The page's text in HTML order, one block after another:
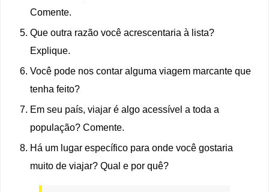
Comente.
Que outra razão você acrescentaria à lista?
Explique.
Você pode nos contar alguma viagem marcante que
tenha feito?
Em seu país, viajar é algo acessível a toda a
população? Comente.
Há um lugar específico para onde você gostaria
muito de viajar? Qual e por quê?